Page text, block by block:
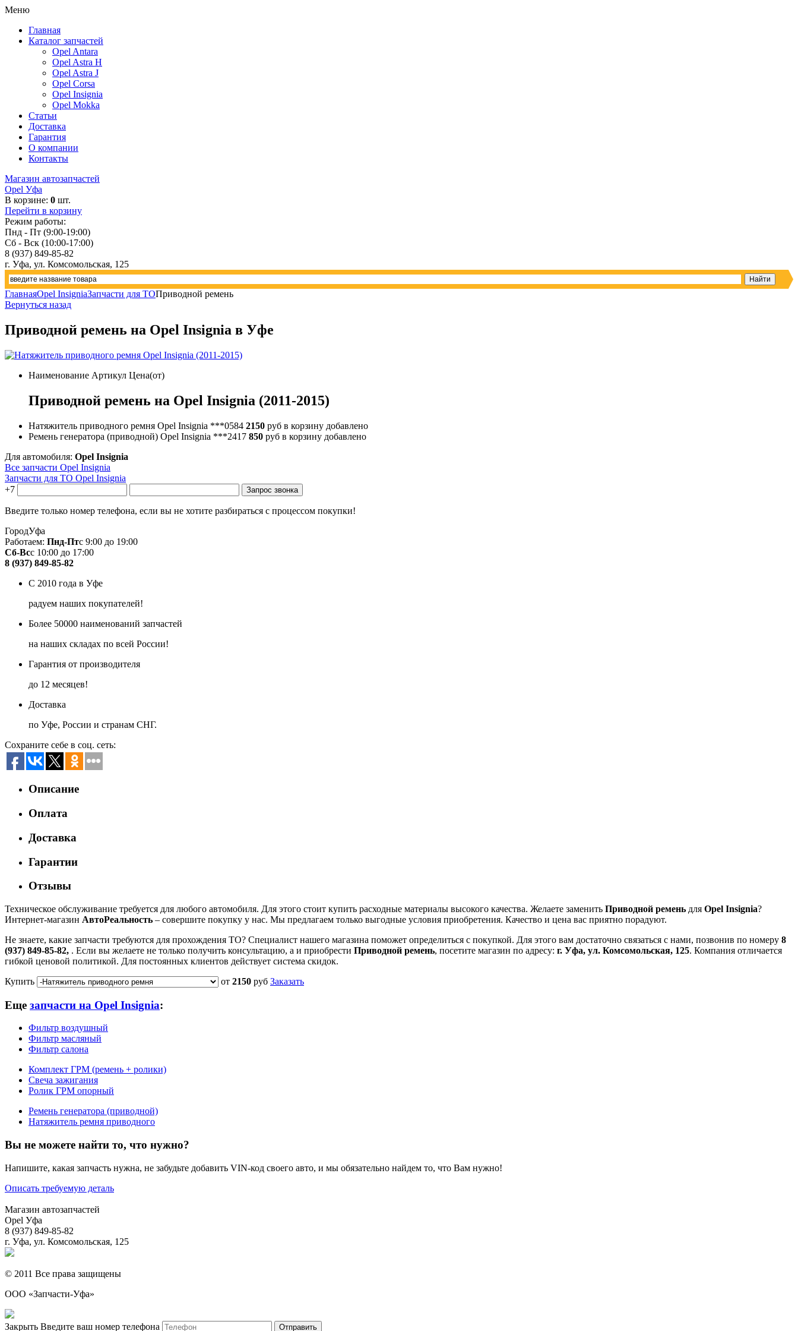
Меню
Главная
Каталог запчастей
Opel Antara
Opel Astra H
Opel Astra J
Opel Corsa
Opel Insignia
Opel Mokka
Статьи
Доставка
Гарантия
О компании
Контакты
Магазин автозапчастей
Opel Уфа
В корзине: 0 шт.
Перейти в корзину
Режим работы:
Пнд - Пт (9:00-19:00)
Сб - Вск (10:00-17:00)
8 (937) 849-85-82
г. Уфа, ул. Комсомольская, 125
ГлавнаяOpel InsigniaЗапчасти для ТОПриводной ремень
Вернуться назад
Приводной ремень на Opel Insignia в Уфе
Наименование Артикул Цена(от)
Приводной ремень на Opel Insignia (2011-2015)
Натяжитель приводного ремня Opel Insignia ***0584 2150 руб в корзину добавлено
Ремень генератора (приводной) Opel Insignia ***2417 850 руб в корзину добавлено
Для автомобиля: Opel Insignia
Все запчасти Opel Insignia
Запчасти для ТО Opel Insignia
+7
Введите только номер телефона, если вы не хотите разбираться с процессом покупки!
ГородУфа
Работаем: Пнд-Птс 9:00 до 19:00
Сб-Всс 10:00 до 17:00
8 (937) 849-85-82
С 2010 года в Уфе
радуем наших покупателей!
Более 50000 наименований запчастей
на наших складах по всей России!
Гарантия от производителя
до 12 месяцев!
Доставка
по Уфе, России и странам СНГ.
Сохраните себе в соц. сеть:
Описание
Оплата
Доставка
Гарантии
Отзывы
Техническое обслуживание требуется для любого автомобиля. Для этого стоит купить расходные материалы высокого качества. Желаете заменить Приводной ремень для Opel Insignia?
Интернет-магазин АвтоРеальность – совершите покупку у нас. Мы предлагаем только выгодные условия приобретения. Качество и цена вас приятно порадуют.
Не знаете, какие запчасти требуются для прохождения ТО? Специалист нашего магазина поможет определиться с покупкой. Для этого вам достаточно связаться с нами, позвонив по номеру 8
(937) 849-85-82, . Если вы желаете не только получить консультацию, а и приобрести Приводной ремень, посетите магазин по адресу: г. Уфа, ул. Комсомольская, 125. Компания отличается
гибкой ценовой политикой. Для постоянных клиентов действует система скидок.
Купить
от 2150 руб Заказать
Еще запчасти на Opel Insignia:
Фильтр воздушный
Фильтр масляный
Фильтр салона
Комплект ГРМ (ремень + ролики)
Свеча зажигания
Ролик ГРМ опорный
Ремень генератора (приводной)
Натяжитель ремня приводного
Вы не можете найти то, что нужно?
Напишите, какая запчасть нужна, не забудьте добавить VIN-код своего авто, и мы обязательно найдем то, что Вам нужно!
Описать требуемую деталь
Магазин автозапчастей
Opel Уфа
8 (937) 849-85-82
г. Уфа, ул. Комсомольская, 125
© 2011 Все права защищены
ООО «Запчасти-Уфа»
Закрыть Введите ваш номер телефона